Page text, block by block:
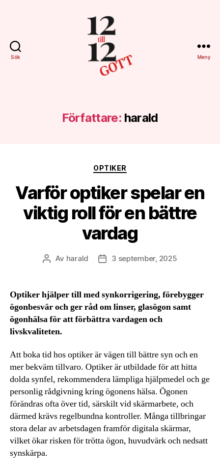
Sök Meny
Författare: harald
Kategorier
OPTIKER
Varför optiker spelar en
viktig roll för en bättre
vardag
Inläggsförfattare
Av harald Inläggsdatum
3 september, 2025
Optiker hjälper till med synkorrigering, förebygger
ögonbesvär och ger råd om linser, glasögon samt
ögonhälsa för att förbättra vardagen och
livskvaliteten.
Att boka tid hos optiker är vägen till bättre syn och en
mer bekväm tillvaro. Optiker är utbildade för att hitta
dolda synfel, rekommendera lämpliga hjälpmedel och ge
personlig rådgivning kring ögonens hälsa. Ögonen
förändras ofta över tid, särskilt vid skärmarbete, och
därmed krävs regelbundna kontroller. Många tillbringar
stora delar av arbetsdagen framför digitala skärmar,
vilket ökar risken för trötta ögon, huvudvärk och nedsatt
synskärpa.